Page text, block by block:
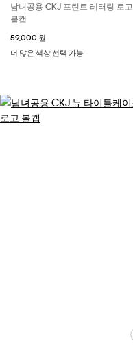
남녀공용 CKJ 프린트 레터링 로고
볼캡
59,000 원
더 많은 색상 선택 가능